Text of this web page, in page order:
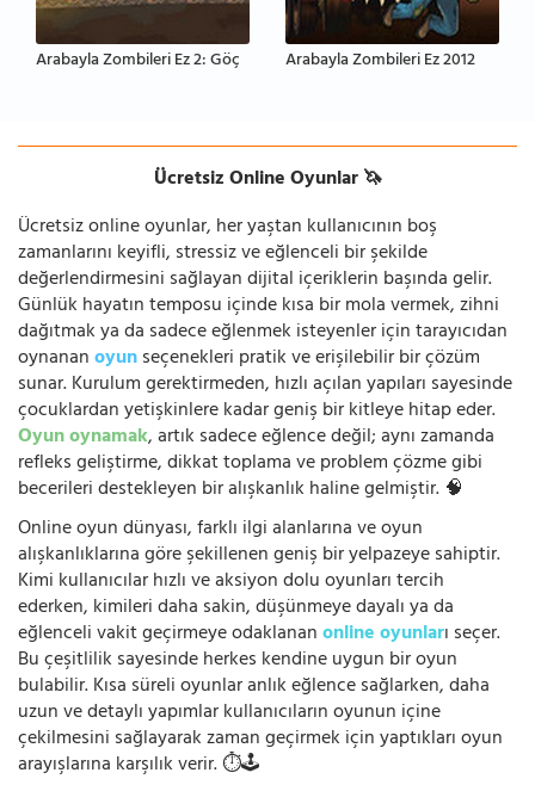
Arabayla Zombileri Ez 2: Göç Arabayla Zombileri Ez 2012
Ücretsiz Online Oyunlar 🦄
Ücretsiz online oyunlar, her yaştan kullanıcının boş
zamanlarını keyifli, stressiz ve eğlenceli bir şekilde
değerlendirmesini sağlayan dijital içeriklerin başında gelir.
Günlük hayatın temposu içinde kısa bir mola vermek, zihni
dağıtmak ya da sadece eğlenmek isteyenler için tarayıcıdan
oynananoyunseçenekleri pratik ve erişilebilir bir çözüm
sunar. Kurulum gerektirmeden, hızlı açılan yapıları sayesinde
çocuklardan yetişkinlere kadar geniş bir kitleye hitap eder.
Oyun oynamak, artık sadece eğlence değil; aynı zamanda
refleks geliştirme, dikkat toplama ve problem çözme gibi
becerileri destekleyen bir alışkanlık haline gelmiştir. 🧠
Online oyun dünyası, farklı ilgi alanlarına ve oyun
alışkanlıklarına göre şekillenen geniş bir yelpazeye sahiptir.
Kimi kullanıcılar hızlı ve aksiyon dolu oyunları tercih
ederken, kimileri daha sakin, düşünmeye dayalı ya da
eğlenceli vakit geçirmeye odaklananonline oyunları seçer.
Bu çeşitlilik sayesinde herkes kendine uygun bir oyun
bulabilir. Kısa süreli oyunlar anlık eğlence sağlarken, daha
uzun ve detaylı yapımlar kullanıcıların oyunun içine
çekilmesini sağlayarak zaman geçirmek için yaptıkları oyun
arayışlarına karşılık verir. ⏱️🕹️